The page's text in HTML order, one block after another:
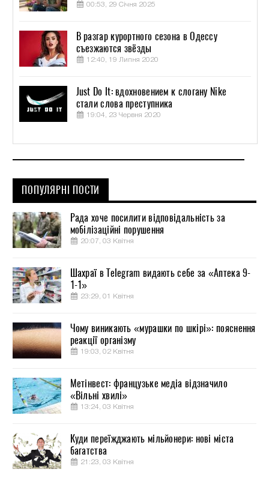
00:53, 29 Січня 2025
В разгар курортного сезона в Одессу
съезжаются звёзды
12:40, 19 Липня 2020
Just Do It: вдохновением к слогану Nike
стали слова преступника
19:04, 23 Червня 2020
ПОПУЛЯРНІ ПОСТИ
Рада хоче посилити відповідальність за
мобілізаційні порушення
20:07, 03 Квітня
Шахраї в Telegram видають себе за «Аптека 9-
1-1»
23:29, 01 Квітня
Чому виникають «мурашки по шкірі»: пояснення
реакції організму
19:03, 02 Квітня
Метінвест: французьке медіа відзначило
«Вільні хвилі»
13:24, 03 Квітня
Куди переїжджають мільйонери: нові міста
багатства
21:23, 03 Квітня